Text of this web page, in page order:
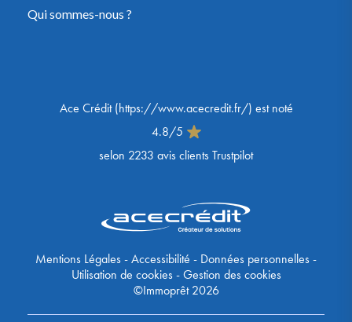
Qui sommes-nous ?
Ace Crédit(https://www.acecredit.fr/) est noté
4.8/5
selon 2233 avis clients Trustpilot
Mentions Légales-Accessibilité - Données personnelles-
Utilisation de cookies-Gestion des cookies
©Immoprêt 2026